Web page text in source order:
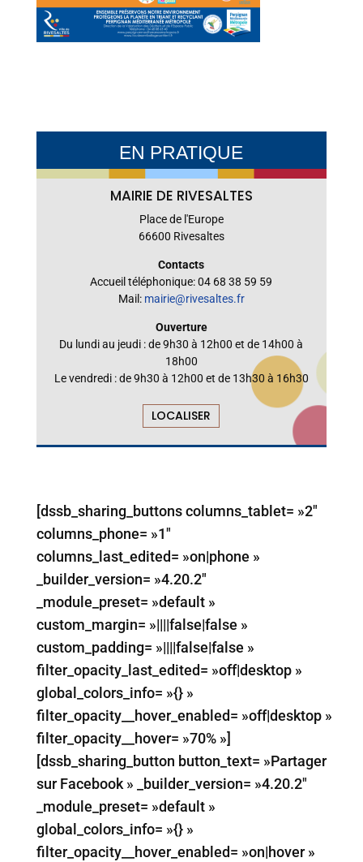
EN PRATIQUE
MAIRIE DE RIVESALTES
Place de l'Europe
66600 Rivesaltes
Contacts
Accueil téléphonique: 04 68 38 59 59
Mail: mairie@rivesaltes.fr
Ouverture
Du lundi au jeudi : de 9h30 à 12h00 et de 14h00 à
18h00
Le vendredi : de 9h30 à 12h00 et de 13h30 à 16h30
LOCALISER
[dssb_sharing_buttons columns_tablet= »2″
columns_phone= »1″
columns_last_edited= »on|phone »
_builder_version= »4.20.2″
_module_preset= »default »
custom_margin= »||||false|false »
custom_padding= »||||false|false »
filter_opacity_last_edited= »off|desktop »
global_colors_info= »{} »
filter_opacity__hover_enabled= »off|desktop »
filter_opacity__hover= »70% »]
[dssb_sharing_button button_text= »Partager
sur Facebook » _builder_version= »4.20.2″
_module_preset= »default »
global_colors_info= »{} »
filter_opacity__hover_enabled= »on|hover »